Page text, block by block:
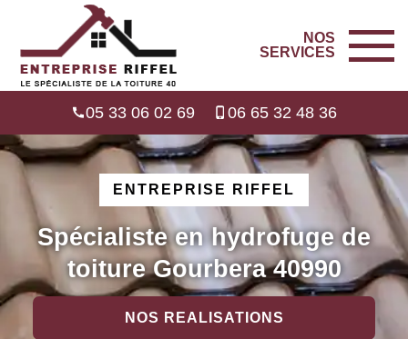
NOS
SERVICES
05 33 06 02 69 06 65 32 48 36
ENTREPRISE RIFFEL
Spécialiste en hydrofuge de
toiture Gourbera 40990
NOS REALISATIONS